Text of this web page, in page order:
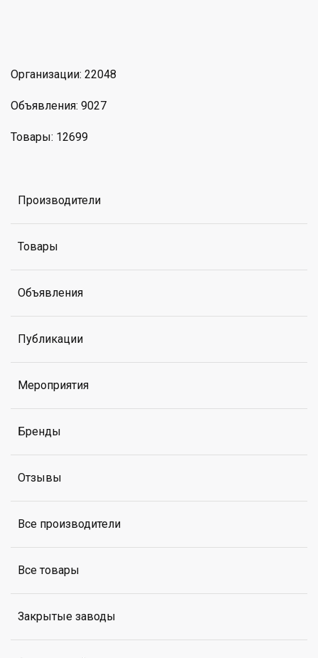
Организации: 22048
Объявления: 9027
Товары: 12699
Производители
Товары
Объявления
Публикации
Мероприятия
Бренды
Отзывы
Все производители
Все товары
Закрытые заводы